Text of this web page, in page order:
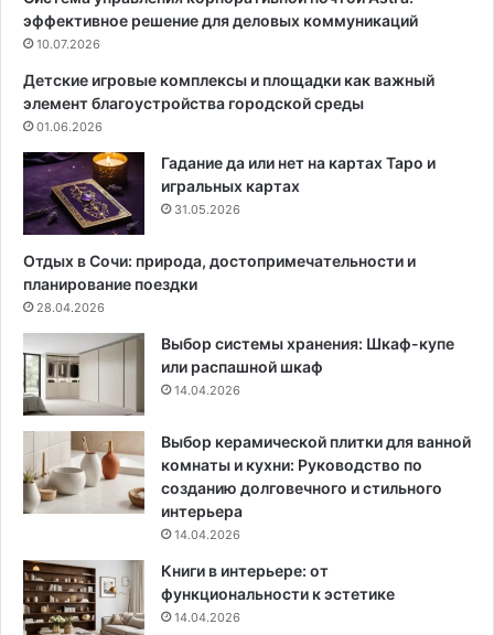
у
п
д
м
в
ы
б
о
а
т
ы
п
о
д
т
о
в
эффективное решение для деловых коммуникаций
10.07.2026
Детские игровые комплексы и площадки как важный
элемент благоустройства городской среды
01.06.2026
Гадание да или нет на картах Таро и
игральных картах
31.05.2026
Отдых в Сочи: природа, достопримечательности и
планирование поездки
28.04.2026
Выбор системы хранения: Шкаф-купе
или распашной шкаф
14.04.2026
Выбор керамической плитки для ванной
комнаты и кухни: Руководство по
созданию долговечного и стильного
интерьера
14.04.2026
Книги в интерьере: от
функциональности к эстетике
14.04.2026